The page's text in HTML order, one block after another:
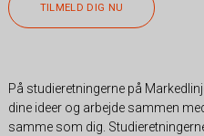
TILMELD DIG NU
På studieretningerne på
dine ideer og arbejde sammen
samme som dig.